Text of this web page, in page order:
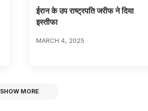
ईरान के उप राष्ट्रपति जरीफ ने दिया
इस्तीफा
MARCH 4, 2025
SHOW MORE